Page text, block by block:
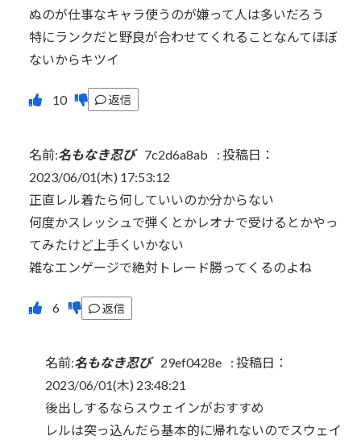
ぬのが仕事なキャラ使うのが嫌って人は多いだろう
特にランクだと野良が合わせてくれることなんてほぼ
ないからキツイ
返信
名前:名もなき忍び 7c2d6a8ab : 投稿日：
2023/06/01(木) 17:53:12
正直レル着たら何していいのか分からない
何度かスレッシュで弾くとかレオナで受けるとかやっ
てみたけど上手くいかない
雑なエンゲージで絶対トレード勝ってくるのよね
返信
名前:名もなき忍び 29ef0428e : 投稿日：
2023/06/01(木) 23:48:21
後出しするならスウェインがおすすめ
レルは突っ込んだら基本的に帰れないのでスウェイ